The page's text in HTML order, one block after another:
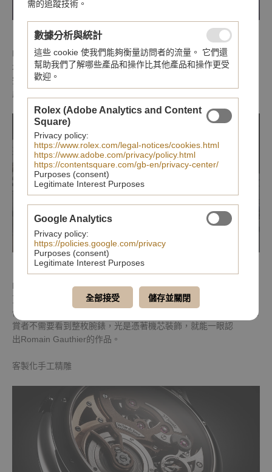
Romain Gauthier年產量僅有50~60只，製作每一個機芯零件，平
均需經過20個小時、13種角度修飾，才能達到他所追求的
完美。從銼刀磨出邊緣斜角、打磨斜角、陶瓷刀進行表面倒角弧度
處理直至鑽石膏拋光等程序，皆一一由製錶師手工完工。
Romain Gauthier不單是在腕錶品質上追求頂級，在使用的工具上
更是樣樣講求最高規格。秉持著極為精緻的手工裝飾為首要
信條的團隊，因此發展出具有品牌識別性的機芯手工裝飾美學，鑑
賞者不需要看到整枚腕錶，光是憑著機芯裝飾，就能一眼認
出Romain Gauthier的作品。
客製化手工精雕
需的追蹤技術。
數據分析與統計
這些 cookie 使我們能夠衡量訪問者的流量。 它們還
幫助我們了解哪些產品和操作比其他產品和操作更受
歡迎。
Rolex (Adobe Analytics and Content
Square)
Privacy policy:
https://www.rolex.com/legal-notices/cookies.html
https://www.adobe.com/privacy/policy.html
https://contentsquare.com/gb-en/privacy-center/
Purposes (consent)
Legitimate Interest Purposes
Google Analytics
Privacy policy:
https://policies.google.com/privacy
Purposes (consent)
Legitimate Interest Purposes
全部接受 儲存並關閉